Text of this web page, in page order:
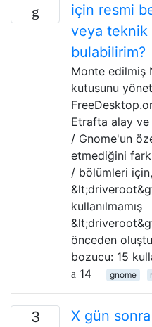
için resmi
veya teknik
bulabilirim?
Monte edilmiş
kutusunu
Etrafta alay ve
/ Gnome'un
etmediğini
/ bölümleri
kullanılmamış
önceden
bozucu: 15
14
gnome
3
X gün